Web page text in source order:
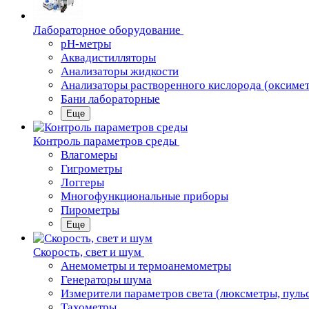
Лабораторное оборудование
pH-метры
Аквадистилляторы
Анализаторы жидкости
Анализаторы растворенного кислорода
Бани лабораторные
Еще
Контроль параметров среды
Влагомеры
Гигрометры
Логгеры
Многофункциональные приборы
Пирометры
Еще
Скорость, свет и шум
Анемометры и термоанемометры
Генераторы шума
Измерители параметров света (люксметры,